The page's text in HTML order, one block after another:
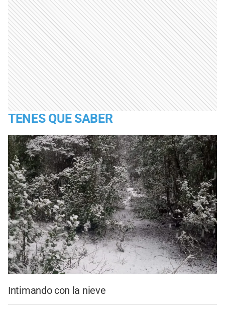
TENES QUE SABER
Intimando con la nieve